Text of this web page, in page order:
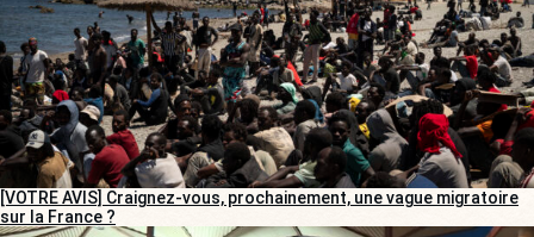
[VOTRE AVIS] Craignez-vous, prochainement, une vague migratoire
sur la France ?